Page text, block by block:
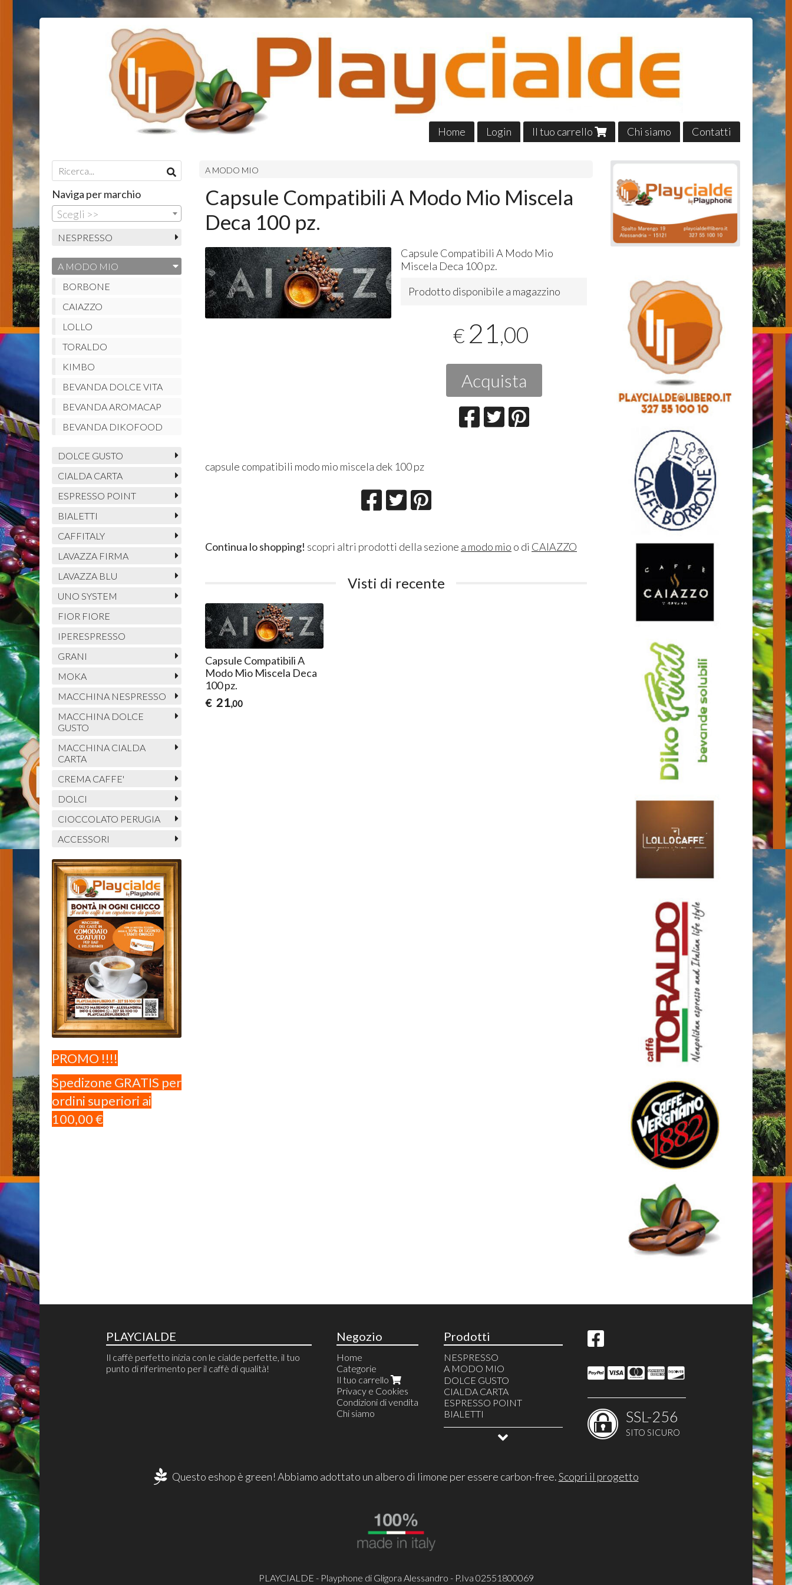
Home Login Il tuo carrello Chi siamo Contatti
A MODO MIO
Capsule Compatibili A Modo Mio Miscela
Deca 100 pz.
Capsule Compatibili A Modo Mio
Miscela Deca 100 pz.
Prodotto disponibile a magazzino
€ 21,00
Acquista
capsule compatibili modo mio miscela dek 100 pz
Continua lo shopping! scopri altri prodotti della sezione a modo mio o di CAIAZZO
Visti di recente
Capsule Compatibili A
Modo Mio Miscela Deca
100 pz.
€ 21,00
Naviga per marchio
Scegli >>
NESPRESSO
A MODO MIO
BORBONE
CAIAZZO
LOLLO
TORALDO
KIMBO
BEVANDA DOLCE VITA
BEVANDA AROMACAP
BEVANDA DIKOFOOD
DOLCE GUSTO
CIALDA CARTA
ESPRESSO POINT
BIALETTI
CAFFITALY
LAVAZZA FIRMA
LAVAZZA BLU
UNO SYSTEM
FIOR FIORE
IPERESPRESSO
GRANI
MOKA
MACCHINA NESPRESSO
MACCHINA DOLCE
GUSTO
MACCHINA CIALDA
CARTA
CREMA CAFFE'
DOLCI
CIOCCOLATO PERUGIA
ACCESSORI
PROMO !!!!
Spedizone GRATIS per
ordini superiori ai
100,00 €
PLAYCIALDE
Il caffè perfetto inizia con le cialde perfette, il tuo
punto di riferimento per il caffè di qualità!
Negozio
Home
Categorie
Il tuo carrello
Privacy e Cookies
Condizioni di vendita
Chi siamo
Prodotti
NESPRESSO
A MODO MIO
BORBONE
CAIAZZO
LOLLO
TORALDO
KIMBO
BEVANDA DOLCE VITA
DOLCE GUSTO
CIALDA CARTA
ESPRESSO POINT
BIALETTI
CAFFITALY
LAVAZZA FIRMA
IPERESPRESSO
ACCESSORI
SSL-256
SITO SICURO
Questo eshop è green! Abbiamo adottato un albero di limone per essere carbon-free.Scopri il progetto
PLAYCIALDE - Playphone di Gligora Alessandro - P.Iva 02551800069